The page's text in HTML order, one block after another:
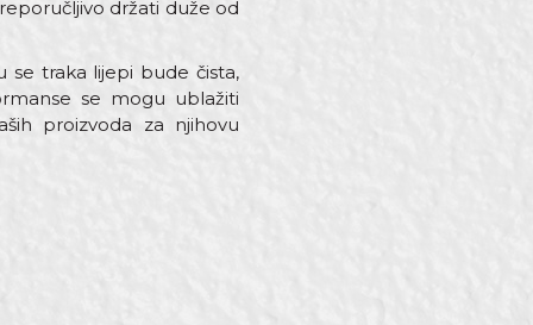
držati duže od
traka lijepi bude čista,
se mogu ublažiti
proizvoda za njihovu